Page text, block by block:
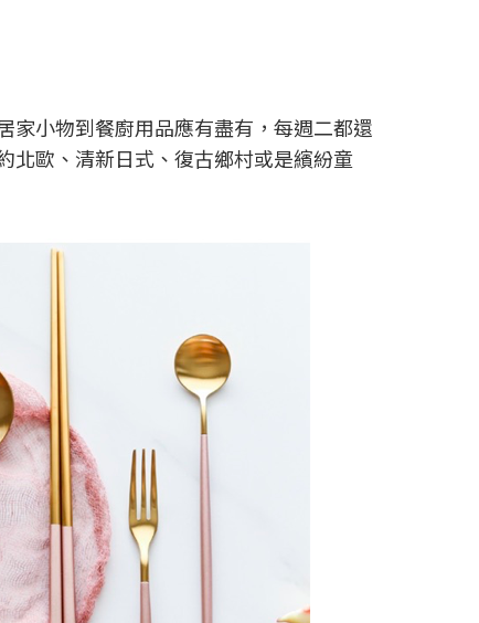
家小物到餐廚用品應有盡有，每週二都還
北歐、清新日式、復古鄉村或是繽紛童